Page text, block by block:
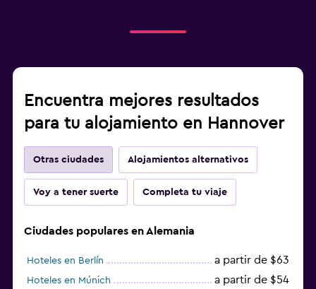
Encuentra mejores resultados
para tu alojamiento en Hannover
Otras ciudades Alojamientos alternativos
Voy a tener suerte Completa tu viaje
Ciudades populares en Alemania
Hoteles en Berlín a partir de $63
Hoteles en Múnich a partir de $54